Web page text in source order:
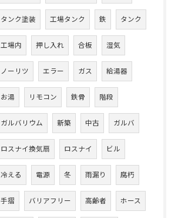
タンク塗装 工場タンク 鉄 タンク
工場内 押し入れ 合板 湿気
ノーリツ エラー ガス 給湯器
お湯 リモコン 鉄骨 階段
ガルバリウム 新築 中古 ガルバ
ロスナイ換気扇 ロスナイ ビル
冷える 電源 冬 雨漏り 腐朽
手摺 バリアフリー 高齢者 ホース